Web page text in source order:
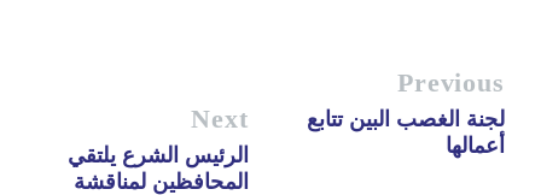
Previous
لجنة الغصب البين تتابع
أعمالها
Next
الرئيس الشرع يلتقي
المحافظين لمناقشة